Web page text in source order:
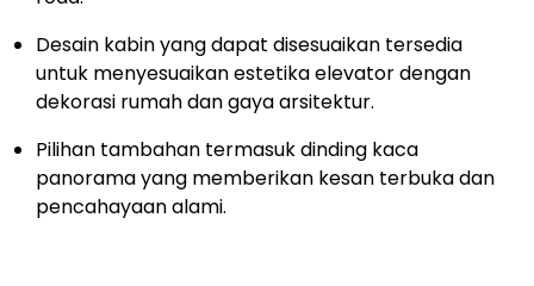
Desain kabin yang dapat disesuaikan tersedia
untuk menyesuaikan estetika elevator dengan
dekorasi rumah dan gaya arsitektur.
Pilihan tambahan termasuk dinding kaca
panorama yang memberikan kesan terbuka dan
pencahayaan alami.